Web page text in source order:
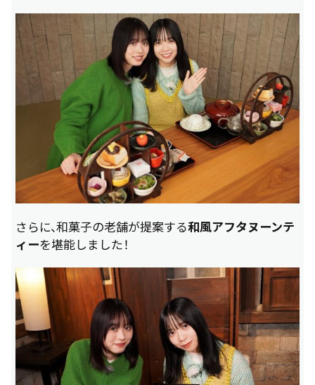
さらに、和菓子の老舗が提案する和風アフタヌーンテ
ィーを堪能しました！